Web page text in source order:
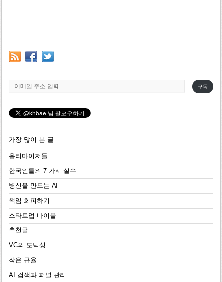
이메일 주소 입력…
구독
가장 많이 본 글
옵티마이저들
한국인들의 7 가지 실수
병신을 만드는 AI
책임 회피하기
스타트업 바이블
추천글
VC의 도덕성
작은 규율
AI 검색과 퍼널 관리